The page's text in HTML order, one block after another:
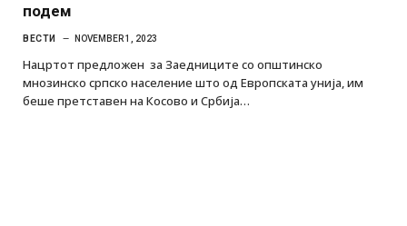
подем
ВЕСТИ NOVEMBER 1, 2023
Нацртот предложен за Заедниците со општинско
мнозинско српско население што од Европската унија, им
беше претставен на Косово и Србија…